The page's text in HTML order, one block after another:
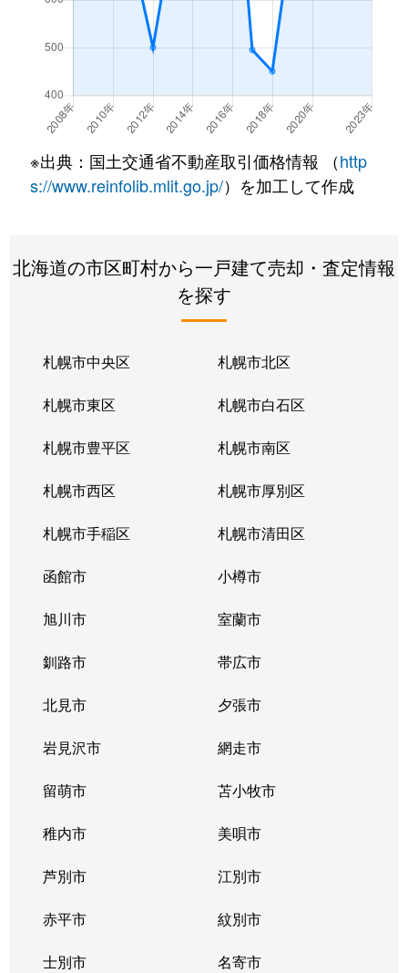
※出典：国土交通省不動産取引価格情報 （http
s://www.reinfolib.mlit.go.jp/）を加工して作成
北海道の市区町村から一戸建て売却・査定情報
を探す
札幌市中央区 札幌市北区
札幌市東区 札幌市白石区
札幌市豊平区 札幌市南区
札幌市西区 札幌市厚別区
札幌市手稲区 札幌市清田区
函館市 小樽市
旭川市 室蘭市
釧路市 帯広市
北見市 夕張市
岩見沢市 網走市
留萌市 苫小牧市
稚内市 美唄市
芦別市 江別市
赤平市 紋別市
士別市 名寄市